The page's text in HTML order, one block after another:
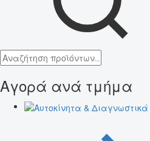
Αγορά ανά τμήμα